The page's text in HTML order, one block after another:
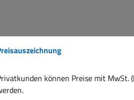
)
selbstanpassend )können Preise mit MwSt.